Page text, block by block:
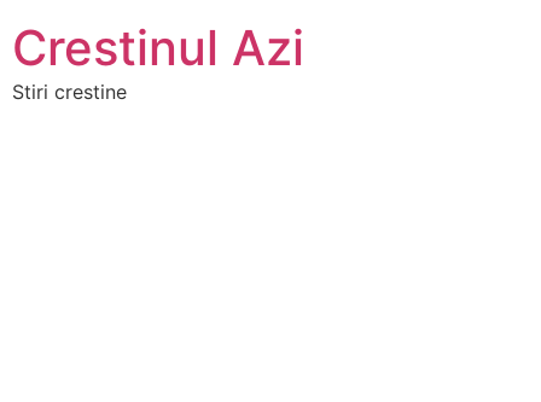
Crestinul Azi
Stiri crestine